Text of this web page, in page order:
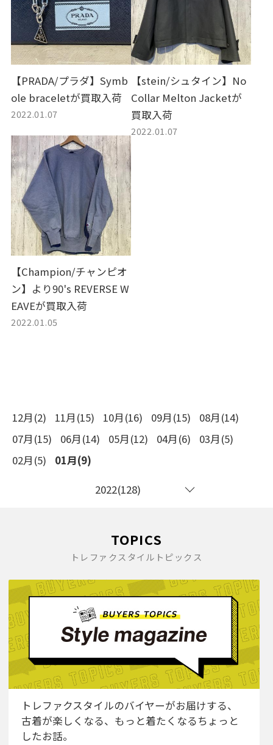
【PRADA/プラダ】Symb
ole braceletが買取入荷
2022.01.07
【stein/シュタイン】No
Collar Melton Jacketが
買取入荷
2022.01.07
【Champion/チャンピオ
ン】より90's REVERSE W
EAVEが買取入荷
2022.01.05
12月(2) 11月(15) 10月(16) 09月(15)
08月(14)
07月(15)
06月(14) 05月(12) 04月(6)
03月(5)
02月(5)
01月(9)
2022(128)
TOPICS
トレファクスタイルトピックス
トレファクスタイルのバイヤーがお届けする、
古着が楽しくなる、もっと着たくなるちょっと
したお話。